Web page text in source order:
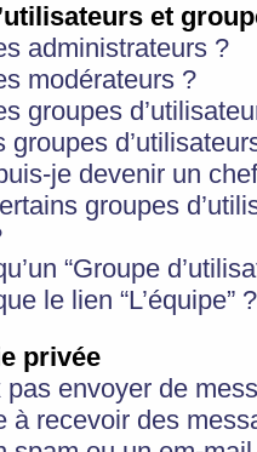
et
administrateurs ?
modérateurs ?
groupes
groupes
je devenir un
groupes
“Groupe
le lien “L’équipe” ?
privée
pas envoyer de
à recevoir des